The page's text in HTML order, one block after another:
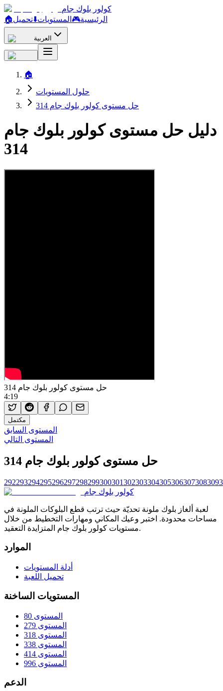
كولور بلوك جام
🏠
الرئيسية🎮 المستويات⬇️تحميل
العربية
🏠
حلول المستويات
حل مستوى كولور بلوك جام 314
دليل حل مستوى كولور بلوك جام
314
حل مستوى كولور بلوك جام 314
4:19
مكتمل
المستوى السابق
المستوى التالي
حل مستوى كولور بلوك جام 314
292293294295296297298299300301302303304305306307308309
كولور بلوك جام
لعبة ألغاز بلوك ملونة تحديّة حيث ترتب قطع البلوكات الملونة في
مساحات محدودة. اختبر وعيك المكاني ومهارات التخطيط من خلال
مستويات كولور بلوك جام المتزايدة التعقيد.
الموارد
أدلة المستويات
تحميل اللعبة
المستويات الساخنة
المستوى 80
المستوى 279
المستوى 318
المستوى 338
المستوى 414
المستوى 996
الدعم